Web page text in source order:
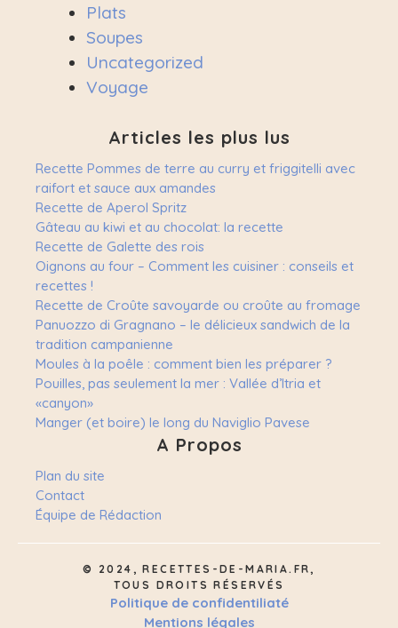
Plats
Soupes
Uncategorized
Voyage
Articles les plus lus
Recette Pommes de terre au curry et friggitelli avec
raifort et sauce aux amandes
Recette de Aperol Spritz
Gâteau au kiwi et au chocolat: la recette
Recette de Galette des rois
Oignons au four – Comment les cuisiner : conseils et
recettes !
Recette de Croûte savoyarde ou croûte au fromage
Panuozzo di Gragnano – le délicieux sandwich de la
tradition campanienne
Moules à la poêle : comment bien les préparer ?
Pouilles, pas seulement la mer : Vallée d’Itria et
«canyon»
Manger (et boire) le long du Naviglio Pavese
A Propos
Plan du site
Contact
Équipe de Rédaction
© 2024, RECETTES-DE-MARIA.FR,
TOUS DROITS RÉSERVÉS
Politique de confidentiliaté
Mentions légales